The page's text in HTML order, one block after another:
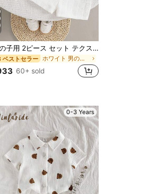
男の子用 2ピース セット テクスチャーポケット付きベアーエンブロイダリーシャツ&ショーツ ストリートファッション
ベストセラー ホワイト 男の子用シャツコーデ
60+ sold
0-3 Years